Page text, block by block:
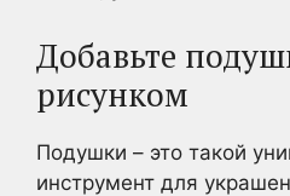
Добавьте
рисунком
Подушки – это такой
инструмент для